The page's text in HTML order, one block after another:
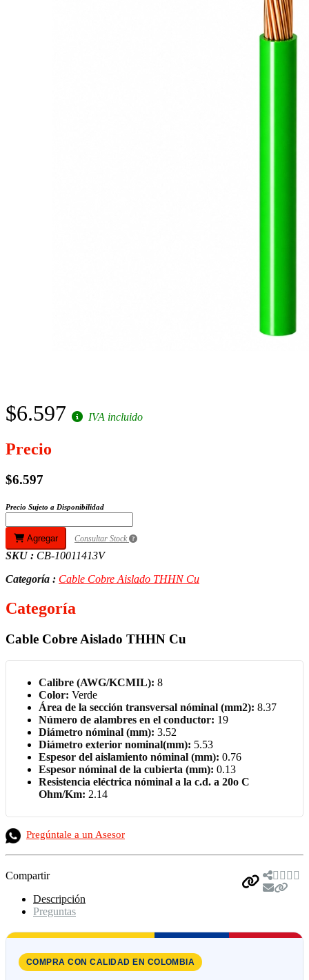
$6.597 IVA incluido
Precio
$6.597
Precio Sujeto a Disponibilidad
Agregar Consultar Stock
SKU : CB-10011413V
Categoría : Cable Cobre Aislado THHN Cu
Categoría
Cable Cobre Aislado THHN Cu
Calibre (AWG/KCMIL): 8
Color: Verde
Área de la sección transversal nóminal (mm2): 8.37
Número de alambres en el conductor: 19
Diámetro nóminal (mm): 3.52
Diámetro exterior nominal(mm): 5.53
Espesor del aislamiento nóminal (mm): 0.76
Espesor nóminal de la cubierta (mm): 0.13
Resistencia eléctrica nóminal a la c.d. a 20o C
Ohm/Km: 2.14
Pregúntale a un Asesor
Compartir
Descripción
Preguntas
COMPRA CON CALIDAD EN COLOMBIA